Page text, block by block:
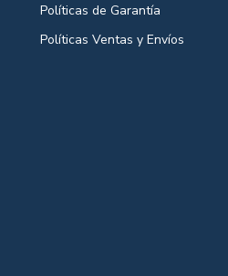
Políticas de Garantía
Políticas Ventas y Envíos